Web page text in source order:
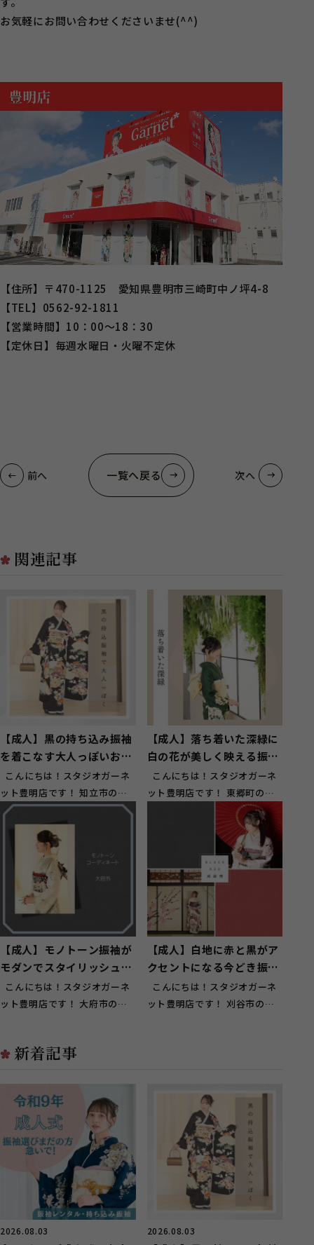
お気軽にお問い合わせくださいませ(^^)
【住所】〒470-1125 愛知県豊明市三崎町中ノ坪4-8
【TEL】0562-92-1811
【営業時間】10：00～18：30
【定休日】毎週水曜日・火曜不定休
前へ 一覧へ戻る 次へ
関連記事
【成人】黒の持ち込み振袖
を着こなす大人っぽいお嬢
様【知立市】
こんにちは！スタジオガーネ
ット豊明店です！ 知立市のお
客様にもご来店いただいており
ます...
【成人】落ち着いた深緑に
白の花が美しく映える振袖
【東郷町】
こんにちは！スタジオガーネ
ット豊明店です！ 東郷町のお
客様にもご来店いただいており
【成人】モノトーン振袖が
モダンでスタイリッシュ！
【大府市】
こんにちは！スタジオガーネ
ット豊明店です！ 大府市のお
【成人】白地に赤と黒がア
クセントになる今どき振
袖！【刈谷市】
こんにちは！スタジオガーネ
ット豊明店です！ 刈谷市のお
新着記事
2026.08.03 2026.08.03